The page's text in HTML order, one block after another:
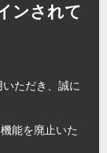
ンされて
ただき、誠に
能を廃止いた